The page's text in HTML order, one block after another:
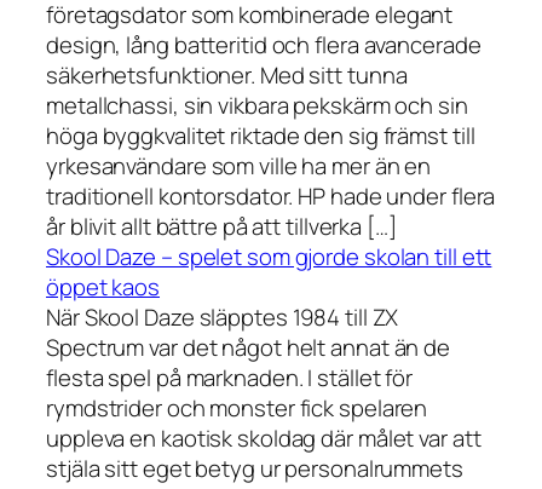
företagsdator som kombinerade elegant
design, lång batteritid och flera avancerade
säkerhetsfunktioner. Med sitt tunna
metallchassi, sin vikbara pekskärm och sin
höga byggkvalitet riktade den sig främst till
yrkesanvändare som ville ha mer än en
traditionell kontorsdator. HP hade under flera
år blivit allt bättre på att tillverka […]
Skool Daze – spelet som gjorde skolan till ett
öppet kaos
När Skool Daze släpptes 1984 till ZX
Spectrum var det något helt annat än de
flesta spel på marknaden. I stället för
rymdstrider och monster fick spelaren
uppleva en kaotisk skoldag där målet var att
stjäla sitt eget betyg ur personalrummets